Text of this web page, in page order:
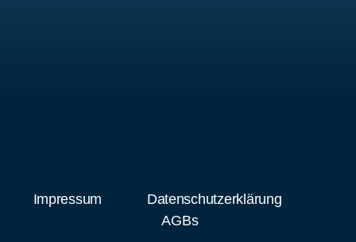
Impressum
Datenschutzerklärung
AGBs